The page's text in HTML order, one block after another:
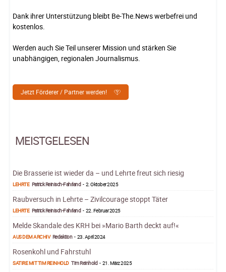
Dank ihrer Unterstützung bleibt Be-The.News werbefrei und
kostenlos.
Werden auch Sie Teil unserer Mission und stärken Sie
unabhängigen, regionalen Journalismus.
Jetzt Förderer / Partner werden!
MEISTGELESEN
Die Brasserie ist wieder da – und Lehrte freut sich riesig
LEHRTE Patrick Reinisch-Fahrland - 2. Oktober 2025
Raubversuch in Lehrte – Zivilcourage stoppt Täter
LEHRTE Patrick Reinisch-Fahrland - 22. Februar 2025
Melde Skandale des KRH bei »Mario Barth deckt auf!«
AUS DEM ARCHIV Redaktion - 23. April 2024
Rosenkohl und Fahrstuhl
SATIRE MIT TIM REINHOLD Tim Reinhold - 21. März 2025